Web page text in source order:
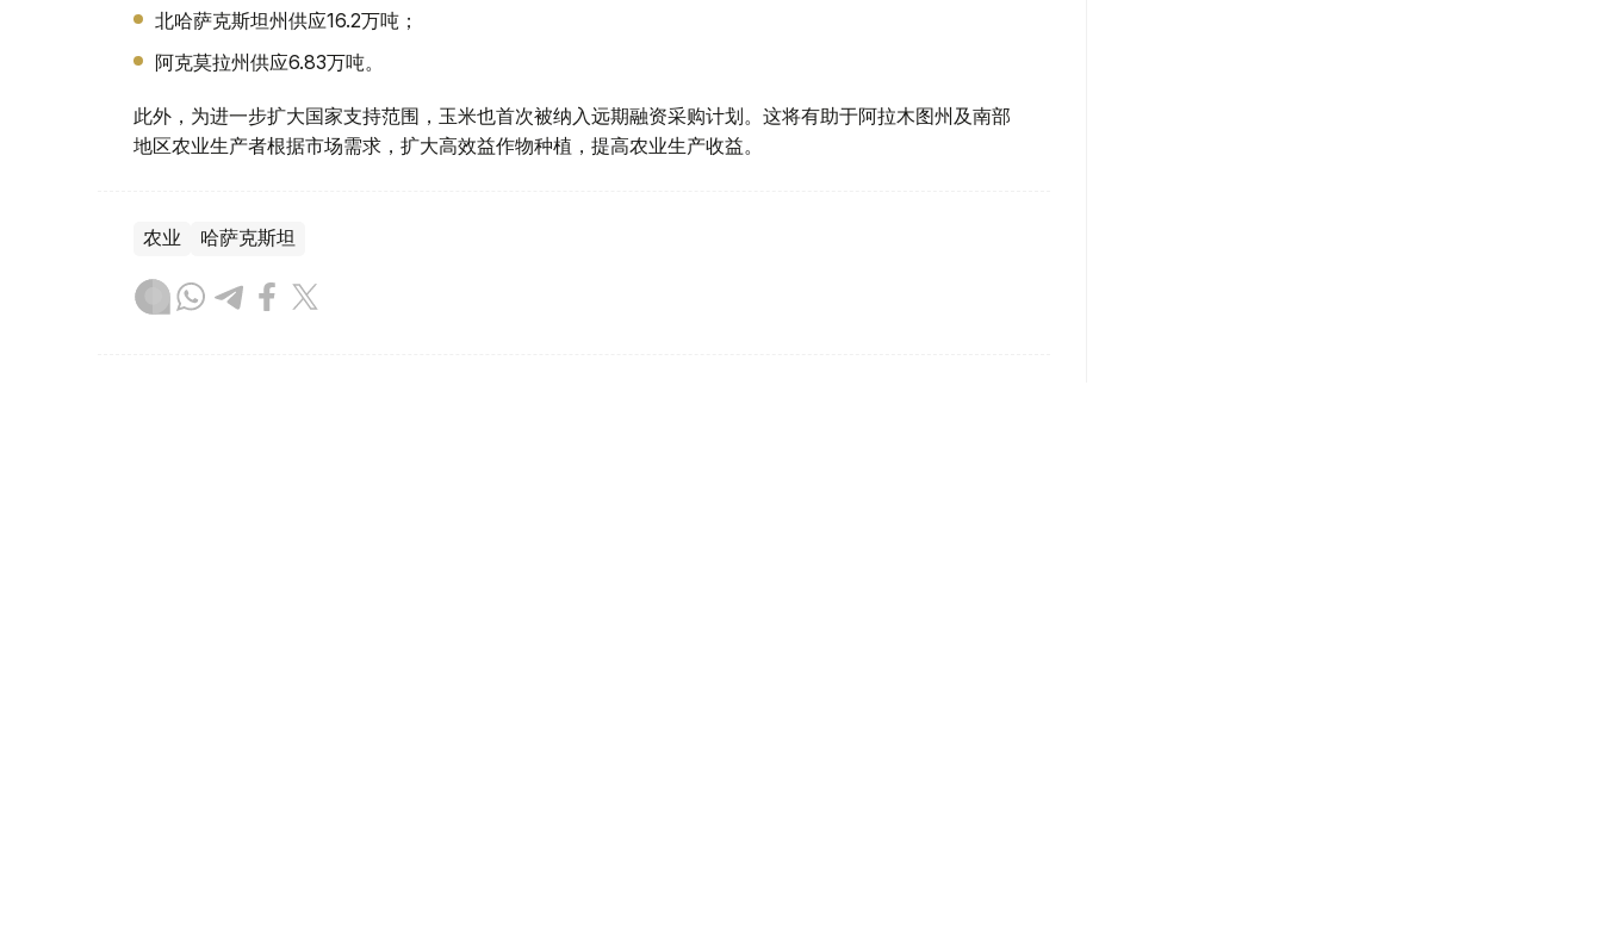
北哈萨克斯坦州供应16.2万吨；
阿克莫拉州供应6.83万吨。
此外，为进一步扩大国家支持范围，玉米也首次被纳入远期融资采购计划。这将有助于阿拉木图州及南部
地区农业生产者根据市场需求，扩大高效益作物种植，提高农业生产收益。
农业 哈萨克斯坦